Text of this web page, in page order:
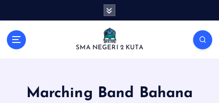
SMA NEGERI 2 KUTA
Marching Band Bahana